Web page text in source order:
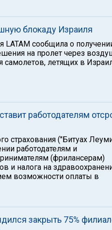
блокаду Израиля
LATAM сообщила о
на пролет через
самолетов, летящих в
работодателям
страхования ("Битуах
работодателям и
(фрилансерам)
и налога на
возможности оплаты в
закрыть 75%